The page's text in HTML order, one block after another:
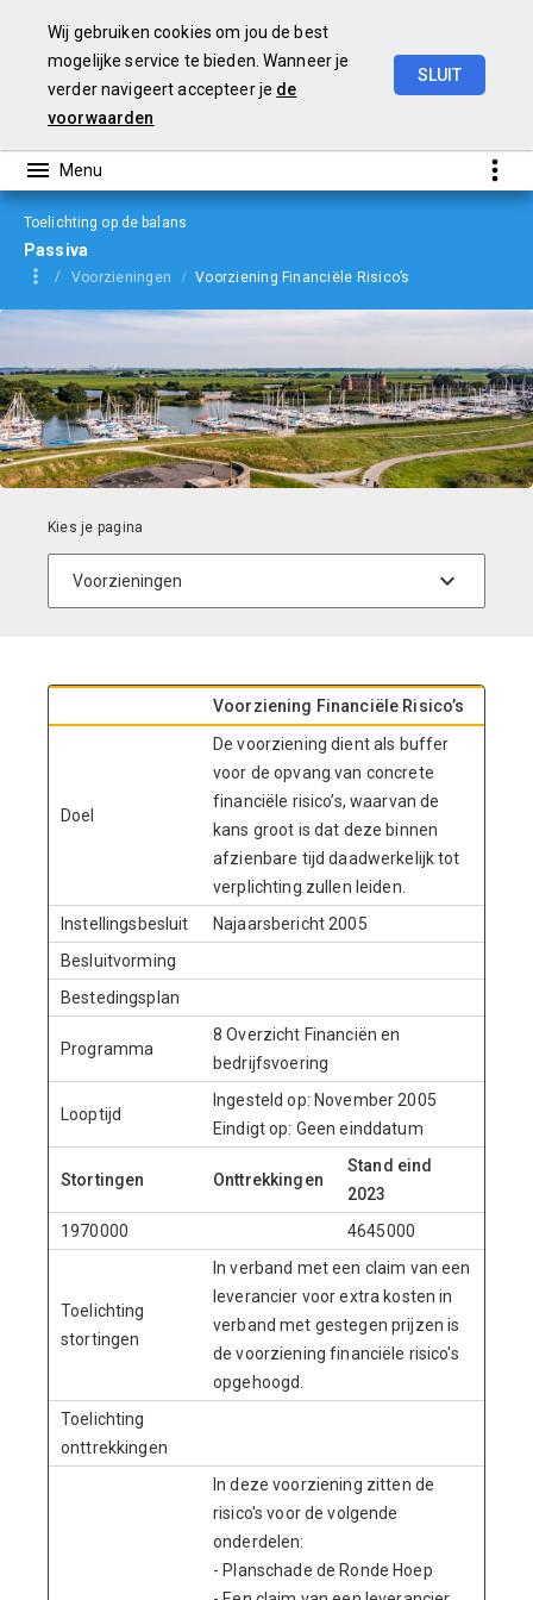
Wij gebruiken cookies om jou de best
mogelijke service te bieden. Wanneer je
verder navigeert accepteer je de
voorwaarden
SLUIT
Toelichting op de balans
Passiva
Voorzieningen Voorziening Financiële Risico’s
Voorziening Financiële Risico’s
Doel
De voorziening dient als buffer
voor de opvang van concrete
financiële risico’s, waarvan de
kans groot is dat deze binnen
afzienbare tijd daadwerkelijk tot
verplichting zullen leiden.
Instellingsbesluit
Najaarsbericht 2005
Besluitvorming
Bestedingsplan
Programma
8 Overzicht Financiën en
bedrijfsvoering
Looptijd
Ingesteld op: November 2005
Eindigt op: Geen einddatum
Stortingen Onttrekkingen
Stand eind
2023
1970000
4645000
Toelichting
stortingen
In verband met een claim van een
leverancier voor extra kosten in
verband met gestegen prijzen is
de voorziening financiële risico's
opgehoogd.
Toelichting
onttrekkingen
In deze voorziening zitten de
risico's voor de volgende
onderdelen:
- Planschade de Ronde Hoep